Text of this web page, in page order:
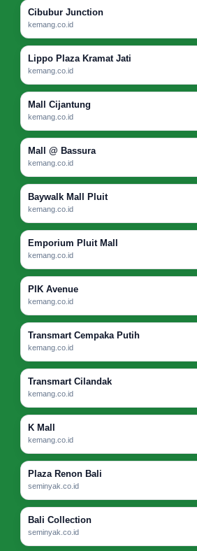
Cibubur Junction
kemang.co.id
Lippo Plaza Kramat Jati
kemang.co.id
Mall Cijantung
kemang.co.id
Mall @ Bassura
kemang.co.id
Baywalk Mall Pluit
kemang.co.id
Emporium Pluit Mall
kemang.co.id
PIK Avenue
kemang.co.id
Transmart Cempaka Putih
kemang.co.id
Transmart Cilandak
kemang.co.id
K Mall
kemang.co.id
Plaza Renon Bali
seminyak.co.id
Bali Collection
seminyak.co.id